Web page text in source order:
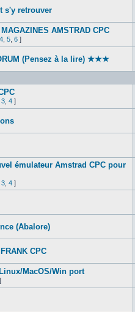
s'y retrouver‎
AMSTRAD CPC
4 5 6 ]
(Pensez à la lire) ★★★
3 4 ]
émulateur Amstrad CPC pour
3 4 ]
(Abalore)
CPC
MacOS/Win port
]